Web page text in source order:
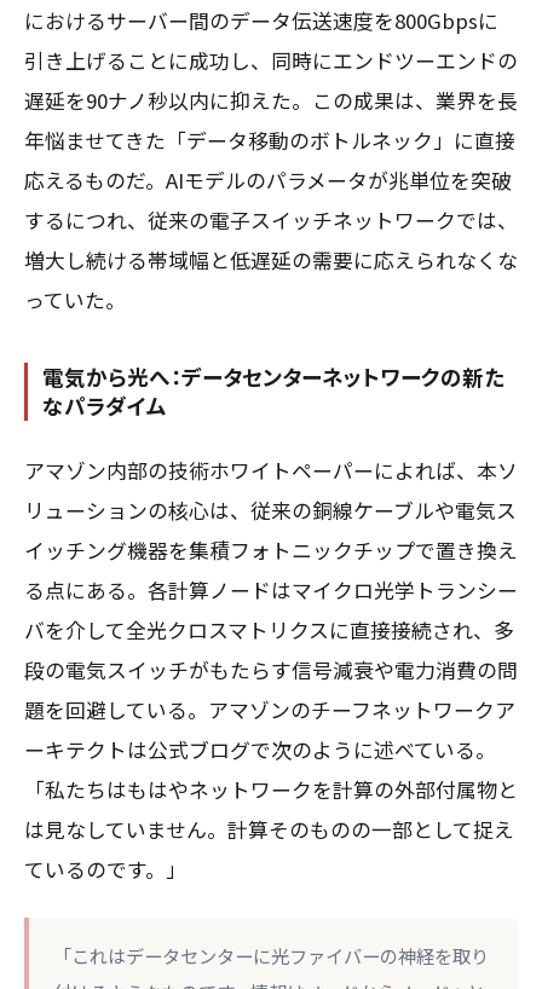
におけるサーバー間のデータ伝送速度を800Gbpsに
引き上げることに成功し、同時にエンドツーエンドの
遅延を90ナノ秒以内に抑えた。この成果は、業界を長
年悩ませてきた「データ移動のボトルネック」に直接
応えるものだ。AIモデルのパラメータが兆単位を突破
するにつれ、従来の電子スイッチネットワークでは、
増大し続ける帯域幅と低遅延の需要に応えられなくな
っていた。
電気から光へ：データセンターネットワークの新た
なパラダイム
アマゾン内部の技術ホワイトペーパーによれば、本ソ
リューションの核心は、従来の銅線ケーブルや電気ス
イッチング機器を集積フォトニックチップで置き換え
る点にある。各計算ノードはマイクロ光学トランシー
バを介して全光クロスマトリクスに直接接続され、多
段の電気スイッチがもたらす信号減衰や電力消費の問
題を回避している。アマゾンのチーフネットワークア
ーキテクトは公式ブログで次のように述べている。
「私たちはもはやネットワークを計算の外部付属物と
は見なしていません。計算そのものの一部として捉え
ているのです。」
「これはデータセンターに光ファイバーの神経を取り